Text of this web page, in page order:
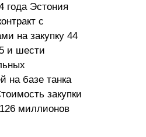
года Эстония
с
на закупку 44
и шести
на базе танка
закупки
миллионов